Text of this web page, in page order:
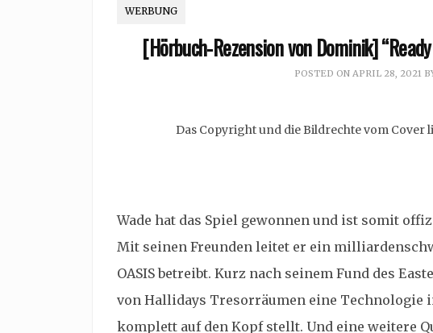
WERBUNG
[Hörbuch-Rezension von Dominik]
POSTED ON APRIL 28, 2021
Das Copyright und die Bildrechte vom Cover
Wade hat das Spiel gewonnen und ist somit
Mit seinen Freunden leitet er ein
OASIS betreibt. Kurz nach seinem Fund des
von Hallidays Tresorräumen eine Technologie
komplett auf den Kopf stellt. Und eine weitere